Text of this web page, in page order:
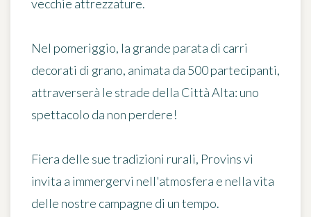
vecchie attrezzature.
Nel pomeriggio, la grande parata di carri
decorati di grano, animata da 500 partecipanti,
attraverserà le strade della Città Alta: uno
spettacolo da non perdere!
Fiera delle sue tradizioni rurali, Provins vi
invita a immergervi nell'atmosfera e nella vita
delle nostre campagne di un tempo.